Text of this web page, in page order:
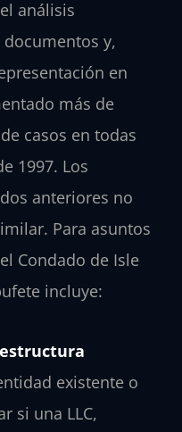
análisis
y,
en
más de
casos en todas
1997. Los
anteriores no
Para asuntos
Condado de Isle
incluye:
existente o
si una LLC,